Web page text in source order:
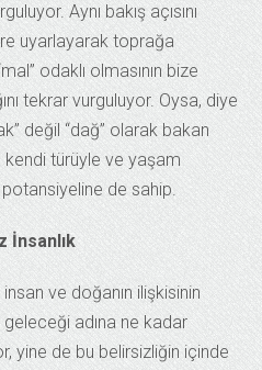
Aynı bakış açısını
uyarlayarak toprağa
odaklı olmasının bize
tekrar vurguluyor. Oysa, diye
değil “dağ” olarak bakan
kendi türüyle ve yaşam
de sahip.
İnsanlık
ve doğanın ilişkisinin
geleceği adına ne kadar
yine de bu belirsizliğin içinde